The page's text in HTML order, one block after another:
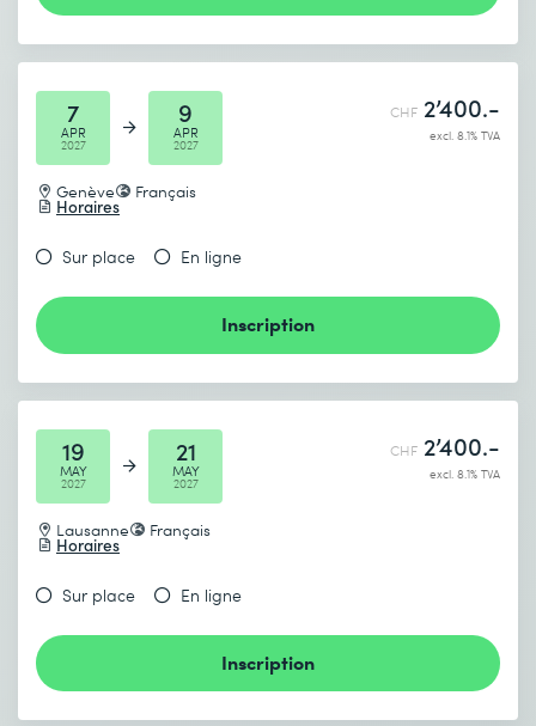
7
APR
2027
9
APR
2027
Genève Français
Horaires
CHF 2’400.-
excl. 8.1% TVA
Sur place En ligne
Inscription
19
MAY
2027
21
MAY
2027
Lausanne Français
Horaires
CHF 2’400.-
excl. 8.1% TVA
Sur place En ligne
Inscription